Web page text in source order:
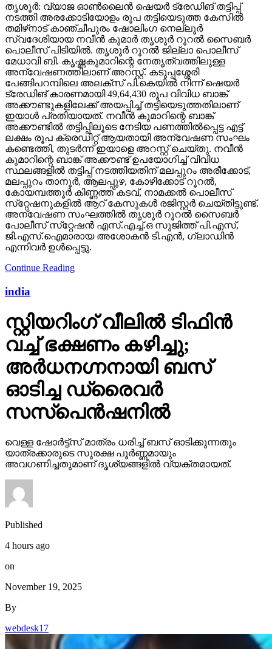
തൃശൂര്‍: വ്യാജ ഓണ്‍ലൈന്‍ ഷെയര്‍ ട്രേഡിങ് തട്ടിപ്പ്
നടത്തി അരക്കോടിയോളം രൂപ തട്ടിയെടുത്ത കേസില്‍
തമിഴ്‌നാട് കാഞ്ചീപുരം ഷോലിംഗ നെല്ലൂര്‍
സ്വദേശിയായ നവീന്‍ കുമാര്‍ തൃശൂര്‍ റൂറല്‍ സൈബര്‍
പൊലീസ് പിടിയില്‍. തൃശൂര്‍ റൂറല്‍ ജില്ലാ പൊലീസ്
മേധാവി ബി. കൃഷ്ണകുമാറിന്റെ നേതൃത്വത്തിലുള്ള
അന്വേഷണത്തിലാണ് അറസ്റ്റ്. കടുപ്പശ്ശേരി
പേങ്ങിപറമ്പിലെ അലക്‌സ് പി.കെയില്‍ നിന്ന് ഷെയര്‍
ട്രേഡിങ് കാരണമായി 49,64,430 രൂപ വിവിധ ബാങ്ക്
അക്കൗണ്ടുകളിലേക്ക് അയപ്പിച്ച് തട്ടിയെടുത്തതിലാണ്
ഇയാള്‍ പ്രതിയായത്. നവീന്‍ കുമാറിന്റെ ബാങ്ക്
അക്കൗണ്ടില്‍ തട്ടിപ്പിലൂടെ നേടിയ പണത്തില്‍പ്പെട്ട എട്ട്
ലക്ഷം രൂപ ക്രെഡിറ്റ് ആയതായി അന്വേഷണ സംഘം
കണ്ടെത്തി, തുടര്‍ന്ന് ഇയാളെ അറസ്റ്റ് ചെയ്തു. നവീന്‍
കുമാറിന്റെ ബാങ്ക് അക്കൗണ്ട് ഉപയോഗിച്ച് വിവിധ
സ്ഥലങ്ങളില്‍ തട്ടിപ്പ് നടത്തിയതിന് മലപ്പുറം അരീക്കോട്,
മലപ്പുറം താനൂര്‍, ആലപ്പുഴ, കോഴിക്കോട് റൂറല്‍,
കോയമ്പത്തൂര്‍ കിണ്ണത്ത് കടവ്, നാമക്കല്‍ പൊലീസ്
സ്‌റ്റേഷനുകളില്‍ ആറ് കേസുകള്‍ രജിസ്റ്റര്‍ ചെയ്തിട്ടുണ്ട്.
അന്വേഷണ സംഘത്തില്‍ തൃശൂര്‍ റൂറല്‍ സൈബര്‍
പോലീസ് സ്‌റ്റേഷന്‍ എസ്.എച്ച്.ഒ സുജിത്ത് പി.എസ്,
ജി.എസ്.ഐമാരായ അശോകന്‍ ടി.എന്‍, ഗ്ലാഡിന്‍
എന്നിവര്‍ ഉള്‍പ്പെട്ടു.
Continue Reading
india
സ്റ്റിയറിംഗ് വീലില്‍ ടിഫിന്‍
വച്ച് ഭക്ഷണം കഴിച്ചു;
അര്‍ധനഗ്നനായി ബസ്
ഓടിച്ച ഡ്രൈവര്‍
സസ്‌പെന്‍ഷനില്‍
വെള്ള ഷോര്‍ട്ട്‌സ് മാത്രം ധരിച്ച് ബസ് ഓടിക്കുന്നതും
യാത്രക്കാരുടെ സുരക്ഷ പൂര്‍ണ്ണമായും
അവഗണിച്ചതുമാണ് ദൃശ്യങ്ങളില്‍ വ്യക്തമായത്.
Published
4 hours ago
on
November 19, 2025
By
webdesk17